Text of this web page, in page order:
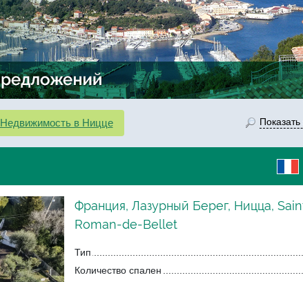
Недвижимость в Ницце
Франция, Лазурный Берег, Ницца,
Roman-de-Bellet
Тип
Количество спален